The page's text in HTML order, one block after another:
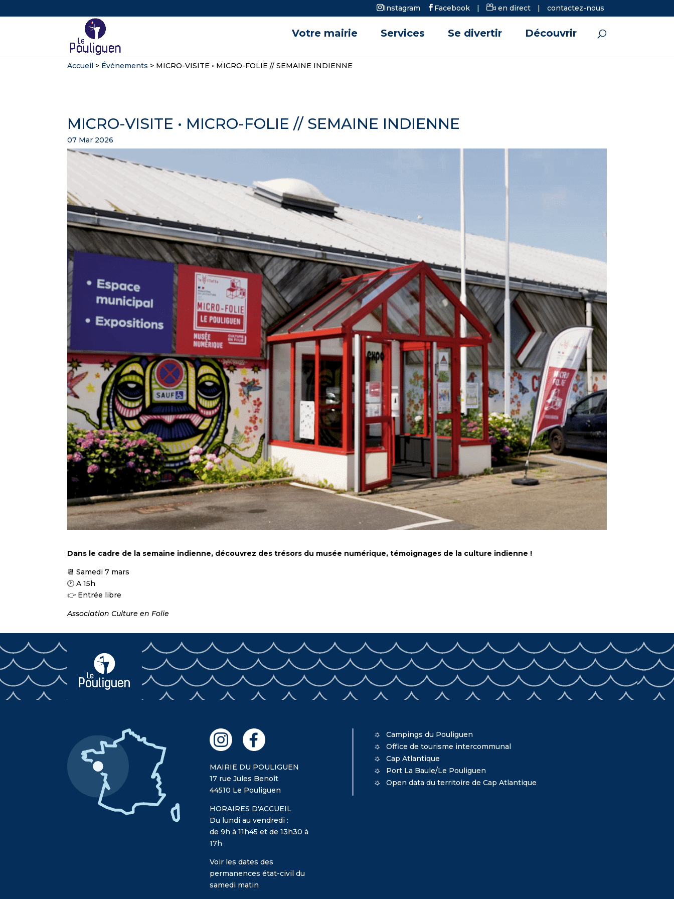
Instagram Facebook | en direct | contactez-nous
Votre mairie Services Se divertir Découvrir
Accueil > Événements > MICRO-VISITE • MICRO-FOLIE // SEMAINE INDIENNE
MICRO-VISITE • MICRO-FOLIE // SEMAINE INDIENNE
07 Mar 2026
Dans le cadre de la semaine indienne, découvrez des trésors du musée numérique, témoignages de la culture indienne !
📆 Samedi 7 mars
🕐 A 15h
👉 Entrée libre
Association Culture en Folie
MAIRIE DU POULIGUEN
17 rue Jules Benoît
44510 Le Pouliguen
HORAIRES D'ACCUEIL
Du lundi au vendredi :
de 9h à 11h45 et de 13h30 à
17h
Voir les dates des
permanences état-civil du
samedi matin
Campings du Pouliguen
Office de tourisme intercommunal
Cap Atlantique
Port La Baule/Le Pouliguen
Open data du territoire de Cap Atlantique